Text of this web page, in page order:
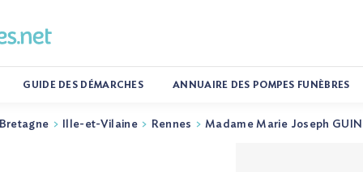
GUIDE DES DÉMARCHES ANNUAIRE DES POMPES FUNÈBRES
Bretagne Ille-et-Vilaine Rennes Madame Marie Joseph